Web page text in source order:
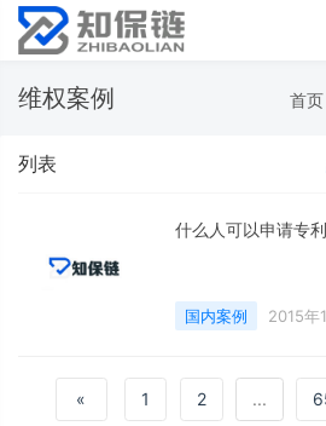
维权案例 首页
列表
什么人可以申请专
国内案例 2015年
« 1 2 ...